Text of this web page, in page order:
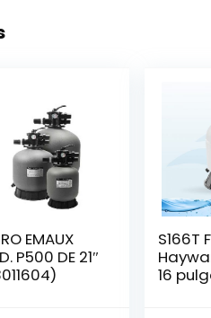
EMAUX
P500 DE 21″
S166T
16